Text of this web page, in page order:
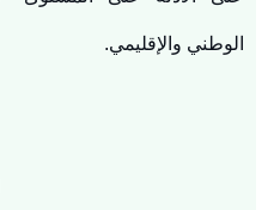
الوطني والإقليمي.